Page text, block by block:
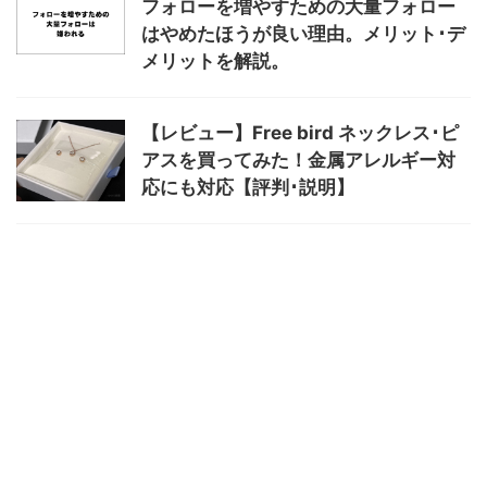
フォローを増やすための大量フォロー
はやめたほうが良い理由。メリット･デ
メリットを解説。
【レビュー】Free bird ネックレス･ピ
アスを買ってみた！金属アレルギー対
応にも対応【評判･説明】